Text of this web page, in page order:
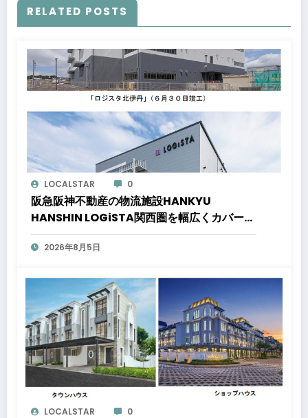
RELATED POSTS
LOCALSTAR 0
阪急阪神不動産の物流施設HANKYU
HANSHIN LOGiSTA関西圏を幅広くカバーで
きる好立地に新たな物流施設が誕生「ロジス
タ北伊丹」と「ロジスタ京都伏見」が竣工し
2026年8月5日
LOCALSTAR 0